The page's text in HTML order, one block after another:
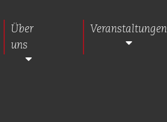
Über
uns
Veranstaltungen